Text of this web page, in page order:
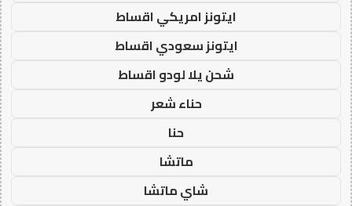
ايتونز امريكي اقساط
ايتونز سعودي اقساط
شحن يلا لودو اقساط
حناء شعر
حنا
ماتشا
شاي ماتشا